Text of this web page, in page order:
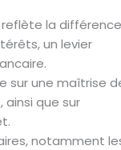
reflète la
un levier
sur une maîtrise
, ainsi que sur
notamment